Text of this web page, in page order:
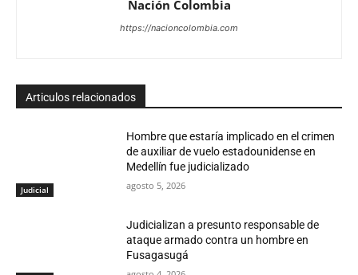
Nación Colombia
https://nacioncolombia.com
Articulos relacionados
Judicial
Hombre que estaría implicado en el crimen
de auxiliar de vuelo estadounidense en
Medellín fue judicializado
agosto 5, 2026
Judicializan a presunto responsable de
ataque armado contra un hombre en
Fusagasugá